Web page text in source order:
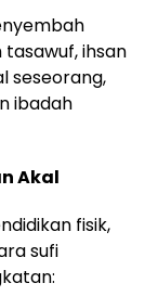
ihsan
seseorang,
ibadah
Akal
fisik,
sufi